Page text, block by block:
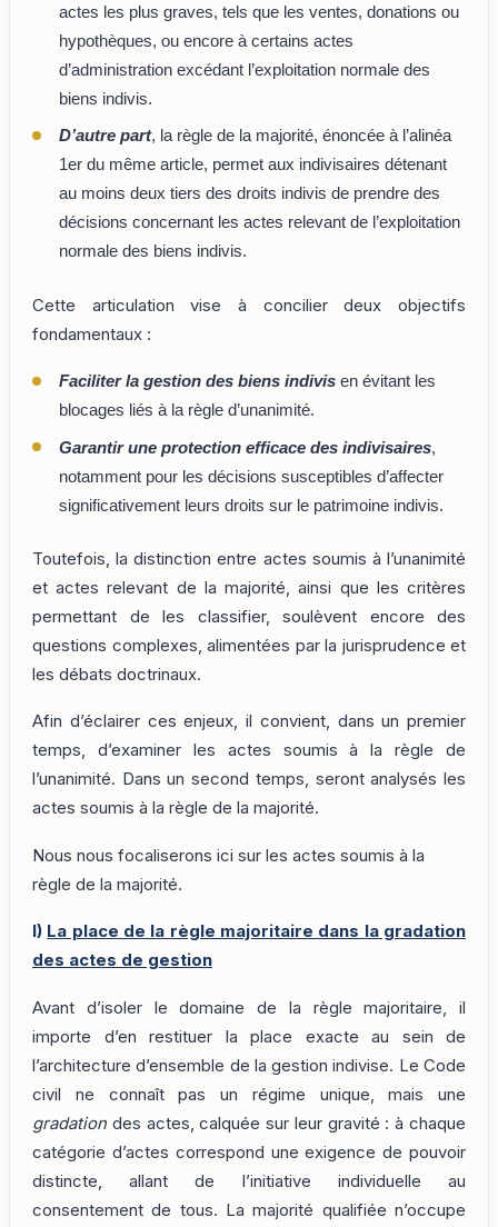
actes les plus graves, tels que les ventes, donations ou
hypothèques, ou encore à certains actes
d’administration excédant l’exploitation normale des
biens indivis.
D’autre part, la règle de la majorité, énoncée à l’alinéa
1er du même article, permet aux indivisaires détenant
au moins deux tiers des droits indivis de prendre des
décisions concernant les actes relevant de l’exploitation
normale des biens indivis.
Cette articulation vise à concilier deux objectifs
fondamentaux :
Faciliter la gestion des biens indivisen évitant les
blocages liés à la règle d’unanimité.
Garantir une protection efficace des indivisaires,
notamment pour les décisions susceptibles d’affecter
significativement leurs droits sur le patrimoine indivis.
Toutefois, la distinction entre actes soumis à l’unanimité
et actes relevant de la majorité, ainsi que les critères
permettant de les classifier, soulèvent encore des
questions complexes, alimentées par la jurisprudence et
les débats doctrinaux.
Afin d’éclairer ces enjeux, il convient, dans un premier
temps, d’examiner les actes soumis à la règle de
l’unanimité. Dans un second temps, seront analysés les
actes soumis à la règle de la majorité.
Nous nous focaliserons ici sur les actes soumis à la
règle de la majorité.
I) La place de la règle majoritaire dans la gradation
des actes de gestion
Avant d’isoler le domaine de la règle majoritaire, il
importe d’en restituer la place exacte au sein de
l’architecture d’ensemble de la gestion indivise. Le Code
civil ne connaît pas un régime unique, mais une
gradation des actes, calquée sur leur gravité : à chaque
catégorie d’actes correspond une exigence de pouvoir
distincte, allant de l’initiative individuelle au
consentement de tous. La majorité qualifiée n’occupe